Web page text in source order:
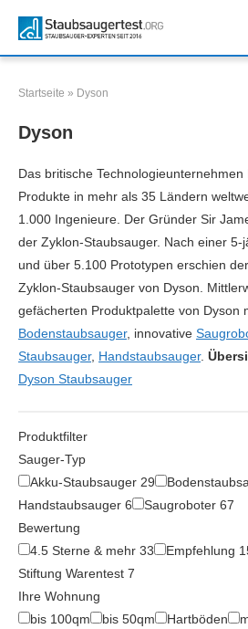
Inhalt
springen
Startseite » Dyson
Dyson
Das britische
Produkte in mehr als 35 Ländern
1.000 Ingenieure. Der Gründer Sir
der Zyklon-Staubsauger. Nach einer 5-
und über 5.100 Prototypen erschien
Zyklon-Staubsauger von Dyson.
gefächerten Produktpalette von Dyson
Bodenstaubsauger, innovative
Staubsauger, Handstaubsauger.
Dyson Staubsauger
Produktfilter
Sauger-Typ
Akku-Staubsauger 29
Handstaubsauger 6 Saugroboter 67
Bewertung
4.5 Sterne & mehr 33 Empfehlung
Stiftung Warentest 7
Ihre Wohnung
bis 100qm
bis 50qm Hartböden